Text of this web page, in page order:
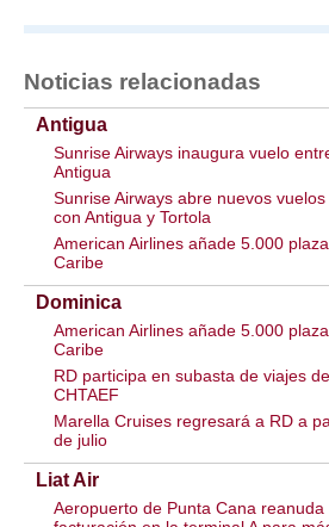
Noticias relacionadas
Antigua
Sunrise Airways inaugura vuelo
Antigua
Sunrise Airways abre nuevos
con Antigua y Tortola
American Airlines añade 5.000
Caribe
Dominica
American Airlines añade 5.000
Caribe
RD participa en subasta de viajes
CHTAEF
Marella Cruises regresará a RD a
de julio
Liat Air
Aeropuerto de Punta Cana